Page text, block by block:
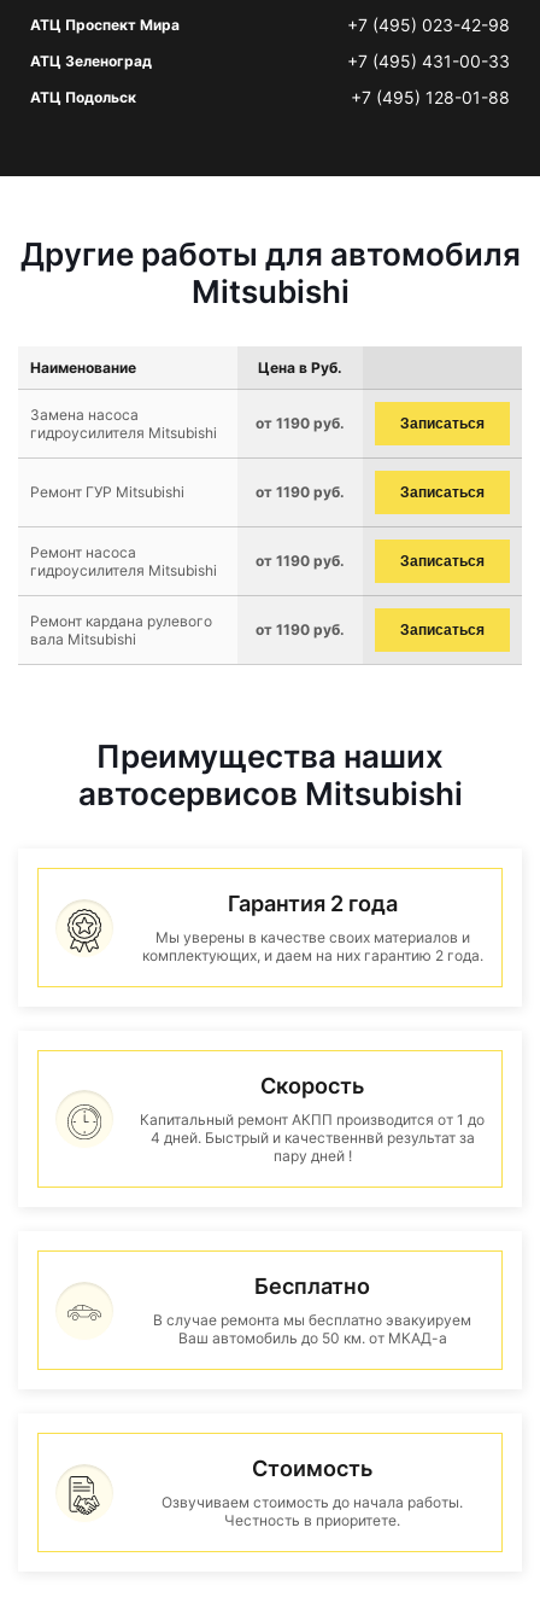
АТЦ Проспект Мира +7 (495) 023-42-98
АТЦ Зеленоград +7 (495) 431-00-33
АТЦ Подольск +7 (495) 128-01-88
Другие работы для автомобиля
Mitsubishi
Наименование Цена в Руб.
Замена насоса
гидроусилителя Mitsubishi
от 1190 руб. Записаться
Ремонт ГУР Mitsubishi от 1190 руб. Записаться
Ремонт насоса
гидроусилителя Mitsubishi
от 1190 руб. Записаться
Ремонт кардана рулевого
вала Mitsubishi
от 1190 руб. Записаться
Преимущества наших
автосервисов Mitsubishi
Гарантия 2 года
Мы уверены в качестве своих материалов и
комплектующих, и даем на них гарантию 2 года.
Скорость
Капитальный ремонт АКПП производится от 1 до
4 дней. Быстрый и качественнвй результат за
пару дней !
Бесплатно
В случае ремонта мы бесплатно эвакуируем
Ваш автомобиль до 50 км. от МКАД-а
Стоимость
Озвучиваем стоимость до начала работы.
Честность в приоритете.